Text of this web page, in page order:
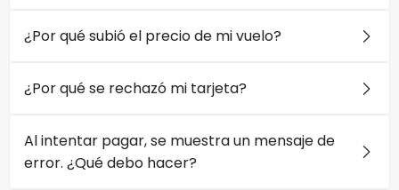
¿Por qué subió el precio de mi vuelo?
¿Por qué se rechazó mi tarjeta?
Al intentar pagar, se muestra un mensaje de
error. ¿Qué debo hacer?